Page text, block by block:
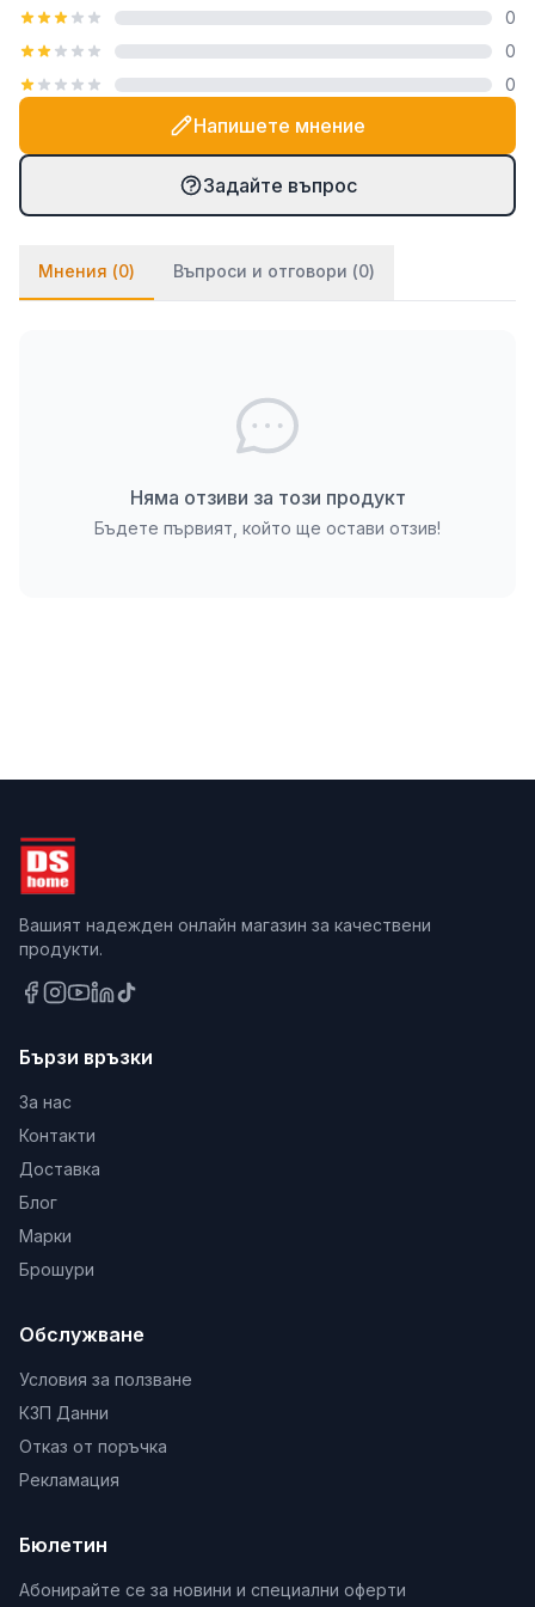
посредством закачалка тип "гребен", която е
включена в комплекта. При PVC паната частите
се монтират на стената посредством
двойнозалепващо се тиксо. Ако ще се монтират
върху стена с тапет, препоръчваме да използвате
и няколко капки лепило върху тиксото (всяко
бързозалепящо лепило като капчица, каноконлит
0
0
0
Напишете мнение
Задайте въпрос
Мнения (0) Въпроси и отговори (0)
Няма отзиви за този продукт
Бъдете първият, който ще остави отзив!
Вашият надежден онлайн магазин за качествени
продукти.
Бързи връзки
За нас
Контакти
Доставка
Блог
Марки
Брошури
Обслужване
Условия за ползване
КЗП Данни
Отказ от поръчка
Рекламация
Бюлетин
Абонирайте се за новини и специални оферти